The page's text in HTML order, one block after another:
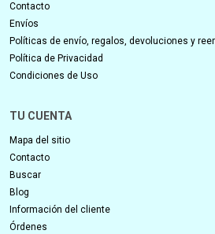
Contacto
Envíos
Políticas de envío, regalos, devoluciones y
Política de Privacidad
Condiciones de Uso
TU CUENTA
Mapa del sitio
Contacto
Buscar
Blog
Información del cliente
Órdenes